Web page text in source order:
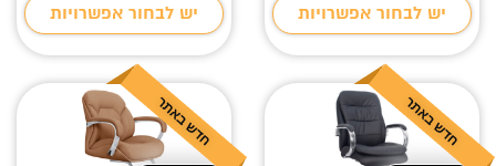
יש לבחור אפשרויות יש לבחור אפשרויות